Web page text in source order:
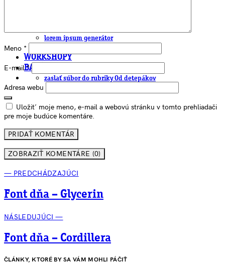
lorem ipsum generátor
WORKSHOPY
BAZÁR
zaslať súbor do rubriky Od detepákov
Meno *
E-mail*
Adresa webu
Uložiť moje meno, e-mail a webovú stránku v tomto prehliadači
pre moje budúce komentáre.
ZOBRAZIŤ KOMENTÁRE (0)
— PREDCHÁDZAJÚCI
Font dňa – Glycerin
NÁSLEDUJÚCI —
Font dňa – Cordillera
ČLÁNKY, KTORÉ BY SA VÁM MOHLI PÁČIŤ